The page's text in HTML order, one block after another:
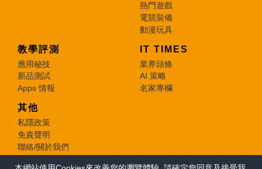
熱門遊戲
電競裝備
動漫玩具
教學評測
應用秘技
新品測試
Apps 情報
IT TIMES
業界頭條
AI 策略
名家專欄
其他
私隱政策
免責聲明
聯絡/關於我們